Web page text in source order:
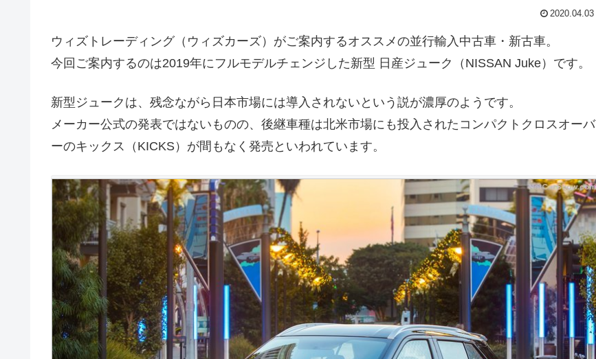
2020.04.03
ウィズトレーディング（ウィズカーズ）がご案内するオススメの並行輸入中古車・新古車。
今回ご案内するのは2019年にフルモデルチェンジした新型 日産ジューク（NISSAN Juke）です。
新型ジュークは、残念ながら日本市場には導入されないという説が濃厚のようです。
メーカー公式の発表ではないものの、後継車種は北米市場にも投入されたコンパクトクロスオーバ
ーのキックス（KICKS）が間もなく発売といわれています。